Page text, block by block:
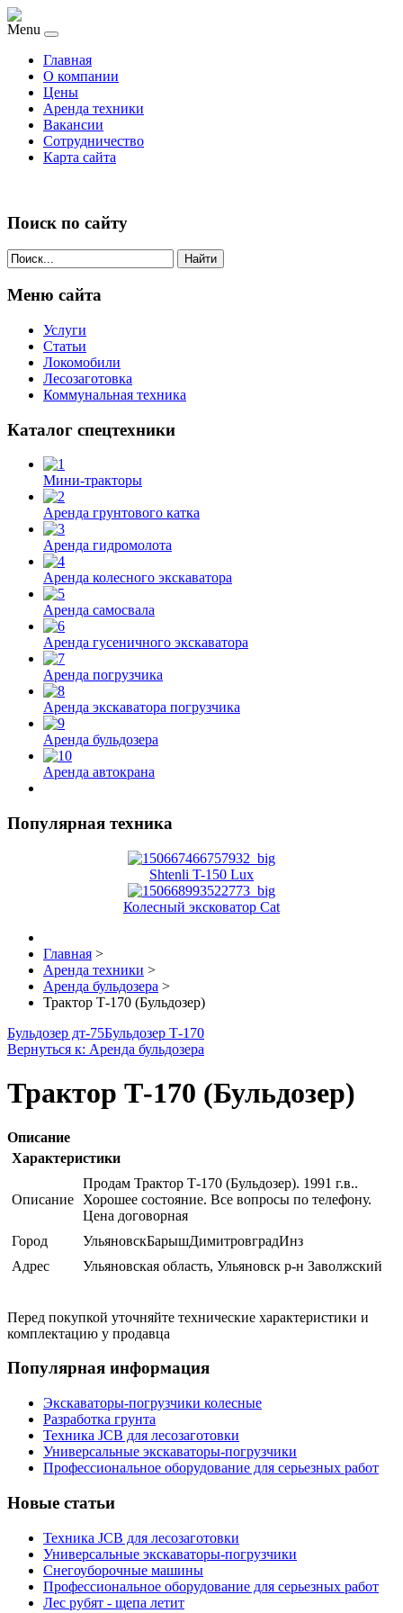
Menu
Главная
О компании
Цены
Аренда техники
Вакансии
Сотрудничество
Карта сайта
Поиск по сайту
Найти
Меню сайта
Услуги
Статьи
Локомобили
Лесозаготовка
Коммунальная техника
Каталог спецтехники
Мини-тракторы
Аренда грунтового катка
Аренда гидромолота
Аренда колесного экскаватора
Аренда самосвала
Аренда гусеничного экскаватора
Аренда погрузчика
Аренда экскаватора погрузчика
Аренда бульдозера
Аренда автокрана
Популярная техника
Shtenli T-150 Lux
Колесный эксковатор Cat
Главная >
Аренда техники >
Аренда бульдозера >
Трактор Т-170 (Бульдозер)
Бульдозер дт-75Бульдозер Т-170
Вернуться к: Аренда бульдозера
Трактор Т-170 (Бульдозер)
Описание
Характеристики
Описание
Продам Трактор Т-170 (Бульдозер). 1991 г.в..
Хорошее состояние. Все вопросы по телефону.
Цена договорная
Город
УльяновскБарышДимитровградИнз
Адрес
Ульяновская область, Ульяновск р-н Заволжский
Перед покупкой уточняйте технические характеристики и
комплектацию у продавца
Популярная информация
Экскаваторы-погрузчики колесные
Разработка грунта
Техника JCB для лесозаготовки
Универсальные экскаваторы-погрузчики
Профессиональное оборудование для серьезных работ
Новые статьи
Техника JCB для лесозаготовки
Универсальные экскаваторы-погрузчики
Снегоуборочные машины
Профессиональное оборудование для серьезных работ
Лес рубят - щепа летит